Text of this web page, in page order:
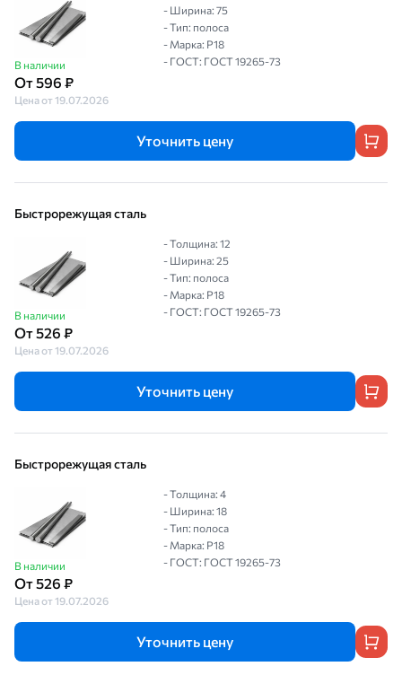
В наличии
От 596 ₽
Цена от 19.07.2026
- Ширина: 75
- Тип: полоса
- Марка: Р18
- ГОСТ: ГОСТ 19265-73
Уточнить цену
Быстрорежущая сталь
В наличии
От 526 ₽
Цена от 19.07.2026
- Толщина: 12
- Ширина: 25
- Тип: полоса
- Марка: Р18
- ГОСТ: ГОСТ 19265-73
Уточнить цену
Быстрорежущая сталь
В наличии
От 526 ₽
Цена от 19.07.2026
- Толщина: 4
- Ширина: 18
- Тип: полоса
- Марка: Р18
- ГОСТ: ГОСТ 19265-73
Уточнить цену